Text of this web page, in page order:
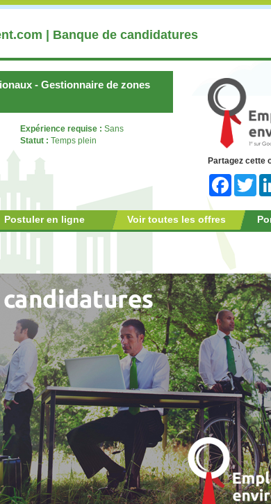
| Banque de candidatures
- Gestionnaire de zones
Expérience requise : Sans
Statut : Temps plein
Partagez cette
Facebook
Voir toutes les offres
Postuler en ligne